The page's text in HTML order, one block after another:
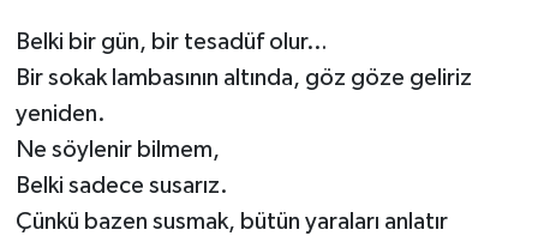
Belki bir gün, bir tesadüf olur…
Bir sokak lambasının altında, göz göze geliriz
yeniden.
Ne söylenir bilmem,
Belki sadece susarız.
Çünkü bazen susmak, bütün yaraları anlatır